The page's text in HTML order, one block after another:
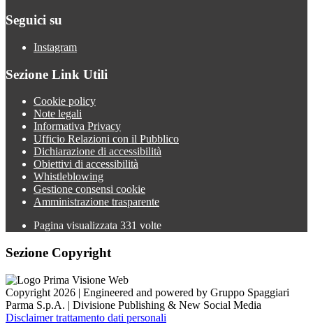
Seguici su
Instagram
Sezione Link Utili
Cookie policy
Note legali
Informativa Privacy
Ufficio Relazioni con il Pubblico
Dichiarazione di accessibilità
Obiettivi di accessibilità
Whistleblowing
Gestione consensi cookie
Amministrazione trasparente
Pagina visualizzata 331 volte
Sezione Copyright
Copyright 2026 | Engineered and powered by Gruppo Spaggiari
Parma S.p.A. | Divisione Publishing & New Social Media
Disclaimer trattamento dati personali